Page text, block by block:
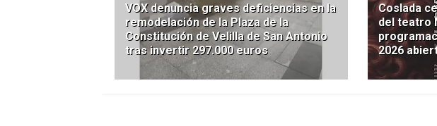
VOX denuncia graves deficiencias en la
remodelación de la Plaza de la
Constitución de Velilla de San Antonio
tras invertir 297.000 euros
Coslada
del teatro
2026